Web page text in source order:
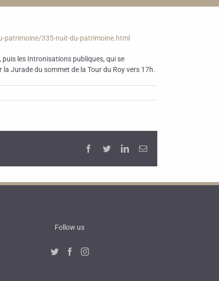
patrimoine/335-nuit-du-patrimoine.html
puis les Intronisations publiques, qui se
Jurade du sommet de la Tour du Roy vers 17h.
Facebook
TwitterLinkedInEmail
Follow us